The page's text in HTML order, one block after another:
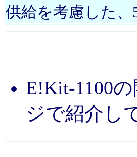
供給を考慮した
E!Kit-1100
ジで紹介し